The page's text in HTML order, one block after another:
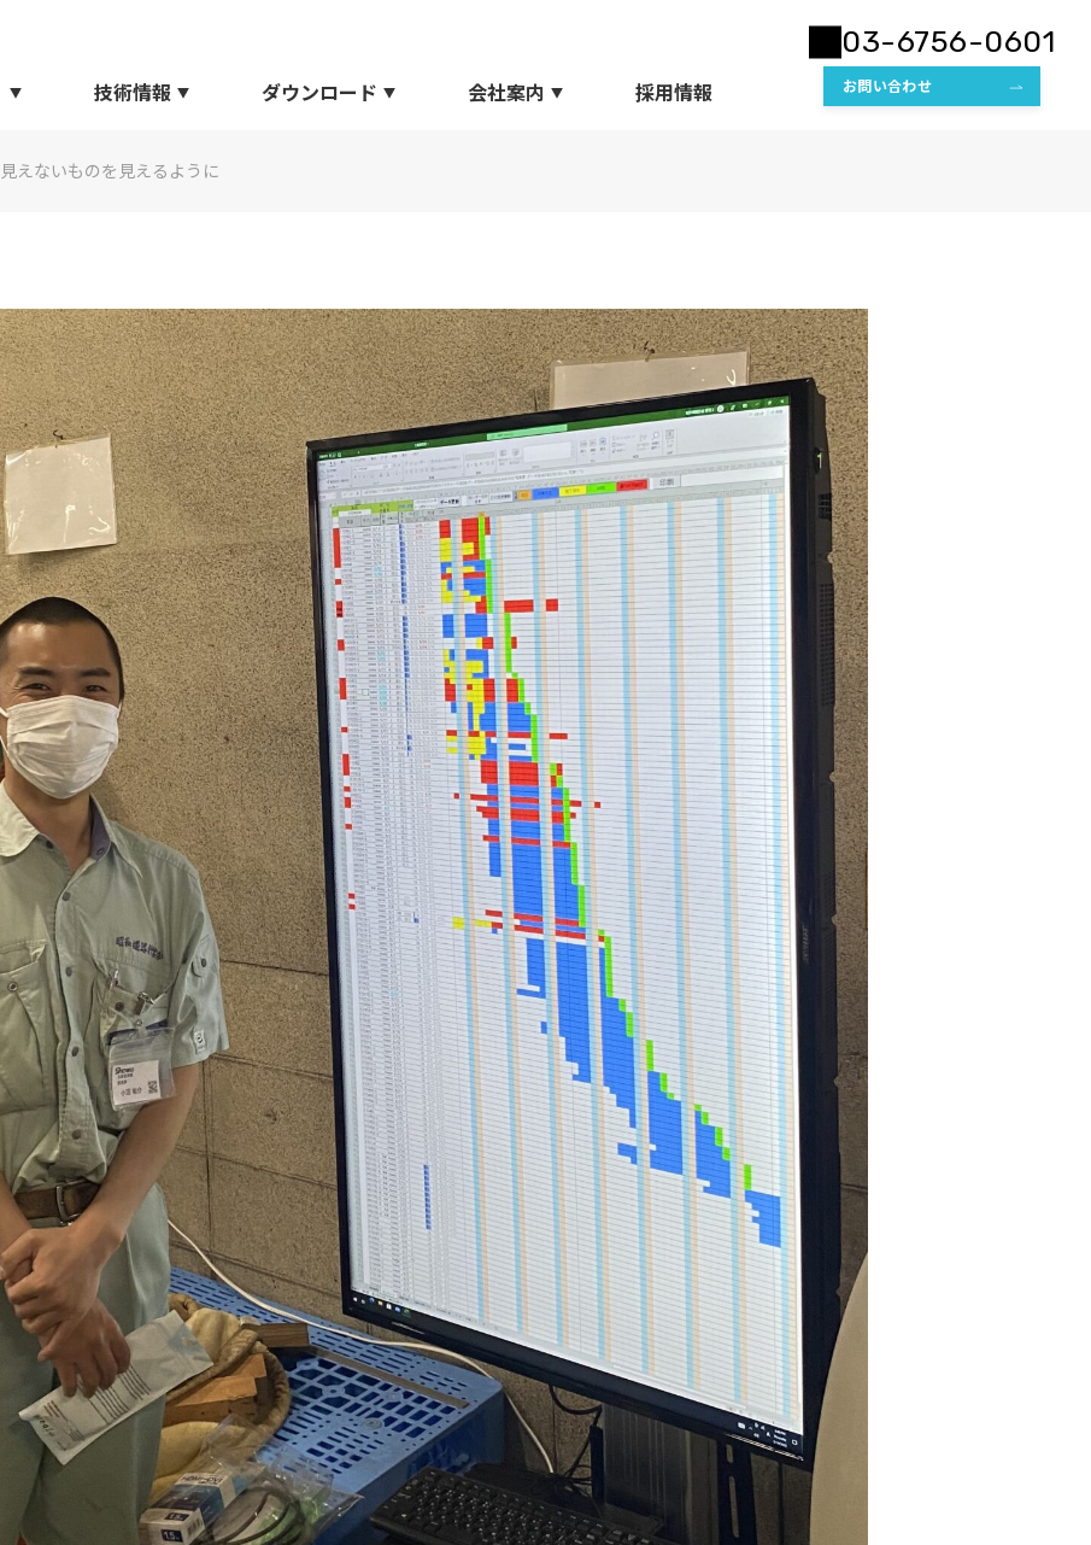
技術情報 ダウンロード 会社案内 採用情報
03-6756-0601
お問い合わせ
見えないものを見えるように